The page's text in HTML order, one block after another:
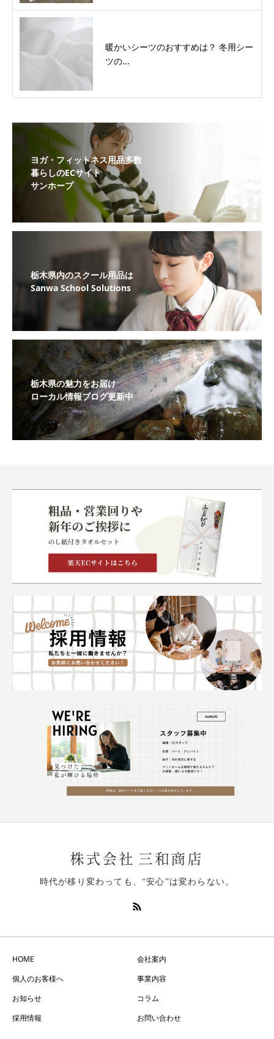
暖かいシーツのおすすめは？ 冬用シー
ツの...
ヨガ・フィットネス用品多数
暮らしのECサイト
サンホープ
栃木県内のスクール用品は
Sanwa School Solutions
栃木県の魅力をお届け
ローカル情報ブログ更新中
時代が移り変わっても、“安心”は変わらない。
HOME
会社案内
個人のお客様へ
事業内容
お知らせ
コラム
採用情報
お問い合わせ